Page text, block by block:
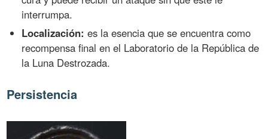
interrumpa.
Localización: es la esencia que se encuentra como
recompensa final en el Laboratorio de la República de
la Luna Destrozada.
Persistencia